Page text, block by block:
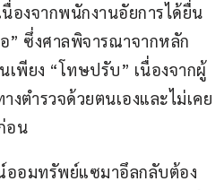
องจากพนักงานอัยการได้ยื่น
” ซึ่งศาลพิจารณาจากหลัก
พียง “โทษปรับ” เนื่องจากผู้
งตำรวจด้วยตนเองและไม่เคย
อน
ออมทรัพย์แซมาอึลกลับต้อง